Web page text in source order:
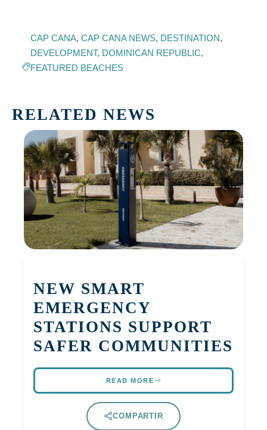
CAP CANA,CAP CANA NEWS, DESTINATION,
DEVELOPMENT, DOMINICAN REPUBLIC,
FEATURED BEACHES
RELATED NEWS
NEW SMART
EMERGENCY
STATIONS SUPPORT
SAFER COMMUNITIES
READ MORE
COMPARTIR